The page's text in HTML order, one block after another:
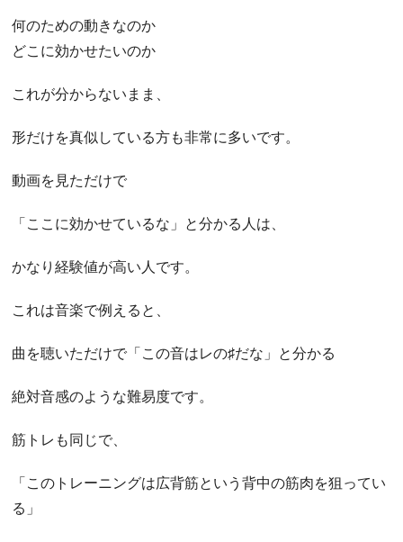
何のための動きなのか
どこに効かせたいのか
これが分からないまま、
形だけを真似している方も非常に多いです。
動画を見ただけで
「ここに効かせているな」と分かる人は、
かなり経験値が高い人です。
これは音楽で例えると、
曲を聴いただけで「この音はレの♯だな」と分かる
絶対音感のような難易度です。
筋トレも同じで、
「このトレーニングは広背筋という背中の筋肉を狙ってい
る」